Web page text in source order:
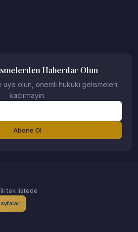
Haberdar Olun
uye olun, onemli hukuki gelismeleri
kacirmayin.
Abone Ol
tek listede